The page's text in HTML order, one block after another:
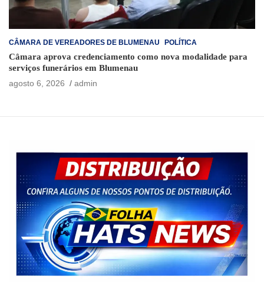
CÂMARA DE VEREADORES DE BLUMENAU POLÍTICA
Câmara aprova credenciamento como nova modalidade para
serviços funerários em Blumenau
agosto 6, 2026
admin